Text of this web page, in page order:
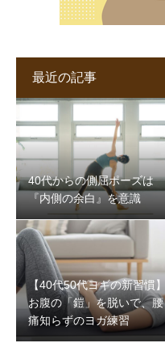
最近の記事
40代からの側屈ポーズは
『内側の余白』を意識
【40代50代ヨギの新習慣】
お腹の「鎧」を脱いで、腰
痛知らずのヨガ練習